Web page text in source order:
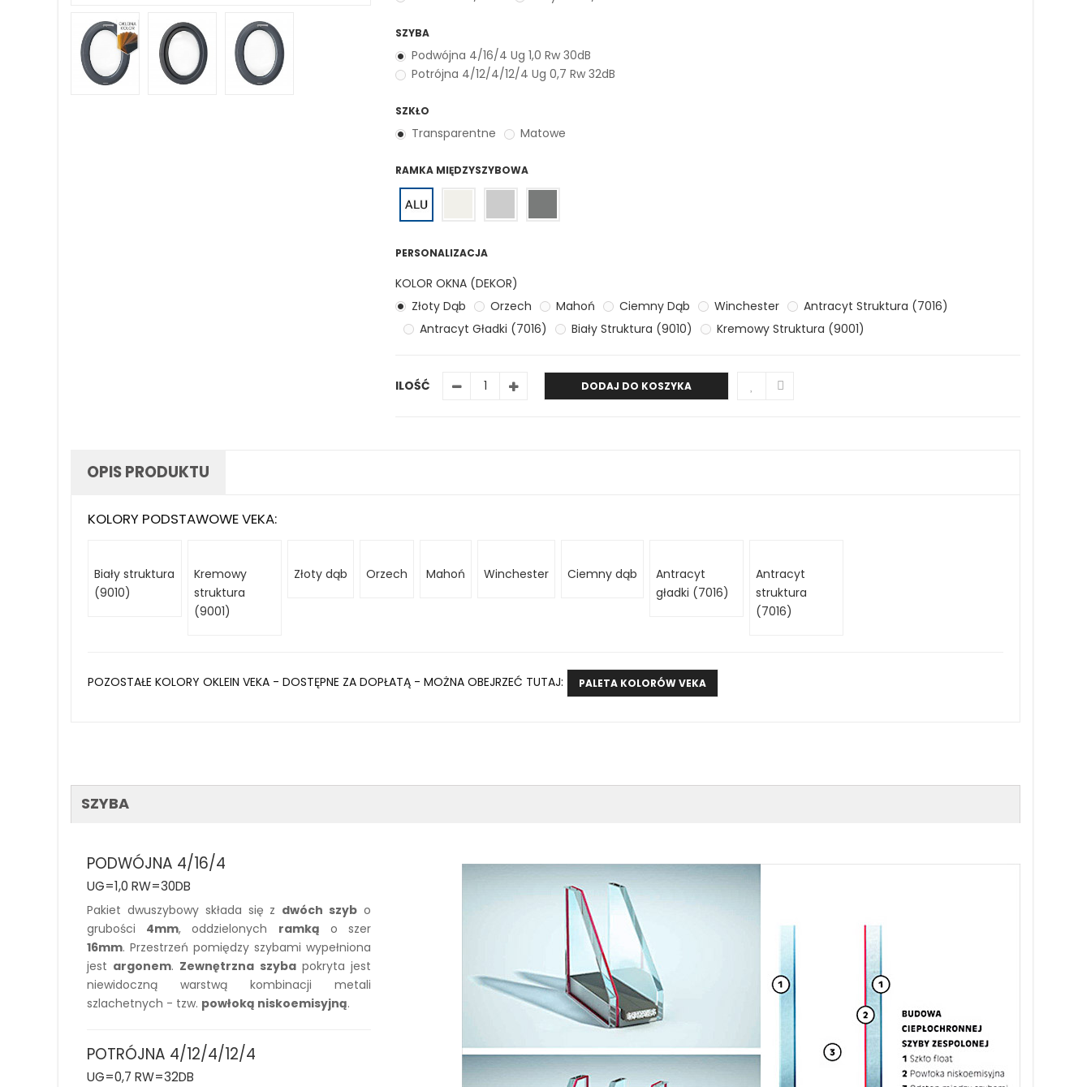
SZYBA
Podwójna 4/16/4 Ug 1,0 Rw 30dB
Potrójna 4/12/4/12/4 Ug 0,7 Rw 32dB
SZKŁO
Transparentne Matowe
RAMKA MIĘDZYSZYBOWA
PERSONALIZACJA
KOLOR OKNA (DEKOR)
Złoty Dąb
Orzech Mahoń Ciemny Dąb Winchester
Antracyt Struktura (7016)
Antracyt Gładki (7016)
Biały Struktura (9010) Kremowy Struktura (9001)
ILOŚĆ DODAJ DO KOSZYKA
OPIS PRODUKTU
KOLORY PODSTAWOWE VEKA:
Biały struktura
(9010)
Kremowy
struktura
(9001)
Złoty dąb Orzech Mahoń Winchester Ciemny dąb
Antracyt
gładki (7016)
Antracyt
struktura
(7016)
POZOSTAŁE KOLORY OKLEIN VEKA - DOSTĘPNE ZA DOPŁATĄ - MOŻNA OBEJRZEĆ TUTAJ: PALETA KOLORÓW VEKA
SZYBA
PODWÓJNA 4/16/4
UG=1,0 RW=30DB
Pakiet dwuszybowy składa się z dwóch szyb o
grubości 4mm, oddzielonych ramką o szer
16mm. Przestrzeń pomiędzy szybami wypełniona
jest argonem. Zewnętrzna szybapokryta jest
niewidoczną warstwą kombinacji metali
szlachetnych - tzw. powłoką niskoemisyjną.
POTRÓJNA 4/12/4/12/4
UG=0,7 RW=32DB